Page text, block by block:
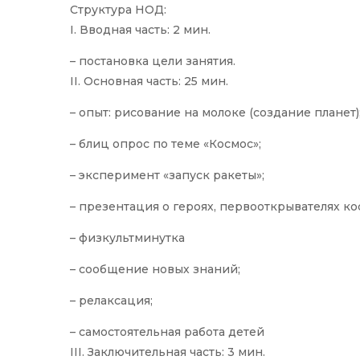
Структура НОД:
I. Вводная часть: 2 мин.
– постановка цели занятия.
II. Основная часть: 25 мин.
– опыт: рисование на молоке (создание планет);
– блиц опрос по теме «Космос»;
– эксперимент «запуск ракеты»;
– презентация о героях, первооткрывателях
– физкультминутка
– сообщение новых знаний;
– релаксация;
– самостоятельная работа детей
III. Заключительная часть: 3 мин.